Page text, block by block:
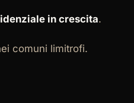
in crescita.
comuni limitrofi.